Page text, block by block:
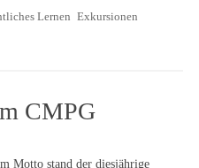
Lernen Exkursionen
CMPG
Motto stand der diesjährige